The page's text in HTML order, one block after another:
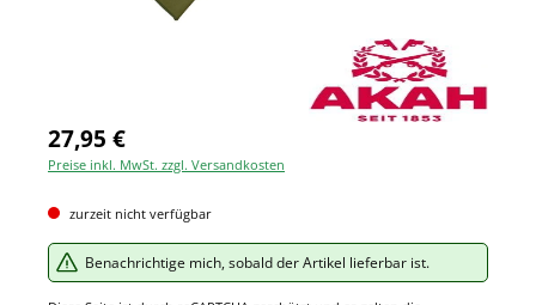
27,95 €
Preise inkl. MwSt. zzgl. Versandkosten
zurzeit nicht verfügbar
Benachrichtige mich, sobald der Artikel lieferbar ist.